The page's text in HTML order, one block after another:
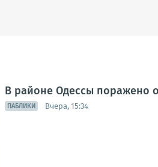
В районе Одессы поражено
ПАБЛИКИ Вчера, 15:34